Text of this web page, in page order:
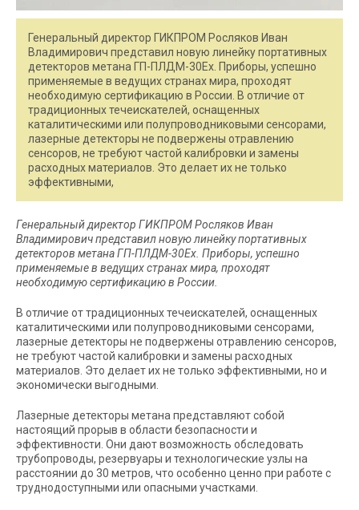
Генеральный директор ГИКПРОМ Росляков Иван
Владимирович представил новую линейку портативных
детекторов метана ГП-ПЛДМ-30Ex. Приборы, успешно
применяемые в ведущих странах мира, проходят
необходимую сертификацию в России. В отличие от
традиционных течеискателей, оснащенных
каталитическими или полупроводниковыми сенсорами,
лазерные детекторы не подвержены отравлению
сенсоров, не требуют частой калибровки и замены
расходных материалов. Это делает их не только
эффективными,
Генеральный директор ГИКПРОМ Росляков Иван
Владимирович представил новую линейку портативных
детекторов метана ГП-ПЛДМ-30Ex. Приборы, успешно
применяемые в ведущих странах мира, проходят
необходимую сертификацию в России.
В отличие от традиционных течеискателей, оснащенных
каталитическими или полупроводниковыми сенсорами,
лазерные детекторы не подвержены отравлению сенсоров,
не требуют частой калибровки и замены расходных
материалов. Это делает их не только эффективными, но и
экономически выгодными.
Лазерные детекторы метана представляют собой
настоящий прорыв в области безопасности и
эффективности. Они дают возможность обследовать
трубопроводы, резервуары и технологические узлы на
расстоянии до 30 метров, что особенно ценно при работе с
труднодоступными или опасными участками.